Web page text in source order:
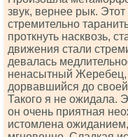
звук, вернее рык.
стремительно
проткнуть насквозь,
движения стали
девалась
ненасытный Жеребец,
дорвавшийся до
Такого я не ожидала.
он очень приятная
истомлена